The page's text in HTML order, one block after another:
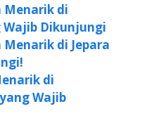
Menarik di
Dikunjungi
Menarik di Jepara
di
Wajib